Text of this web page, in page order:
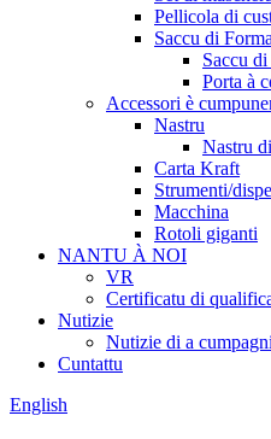
Pellicola di
Saccu di
Saccu
Porta à
Accessori è
Nastru
Nastru
Carta Kraft
Strumenti/
Macchina
Rotoli giganti
NANTU À NOI
VR
Certificatu di
Nutizie
Nutizie di a
Cuntattu
English